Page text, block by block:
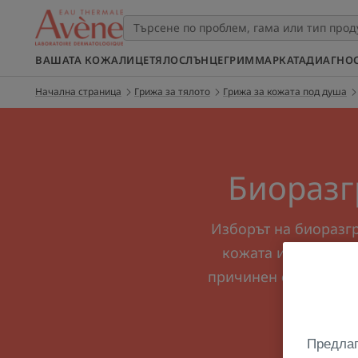
ВАШАТА КОЖАЛИЦЕТЯЛОСЛЪНЦЕГРИММАРКАТА
Начална страница Грижа за тялото Грижа за кожата под душа
Изборът на
кожата и
причинен от